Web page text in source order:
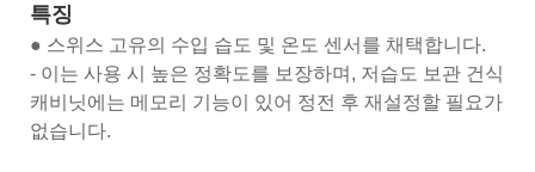
특징
● 스위스 고유의 수입 습도 및 온도 센서를 채택합니다.
- 이는 사용 시 높은 정확도를 보장하며, 저습도 보관 건식
캐비닛에는 메모리 기능이 있어 정전 후 재설정할 필요가
없습니다.